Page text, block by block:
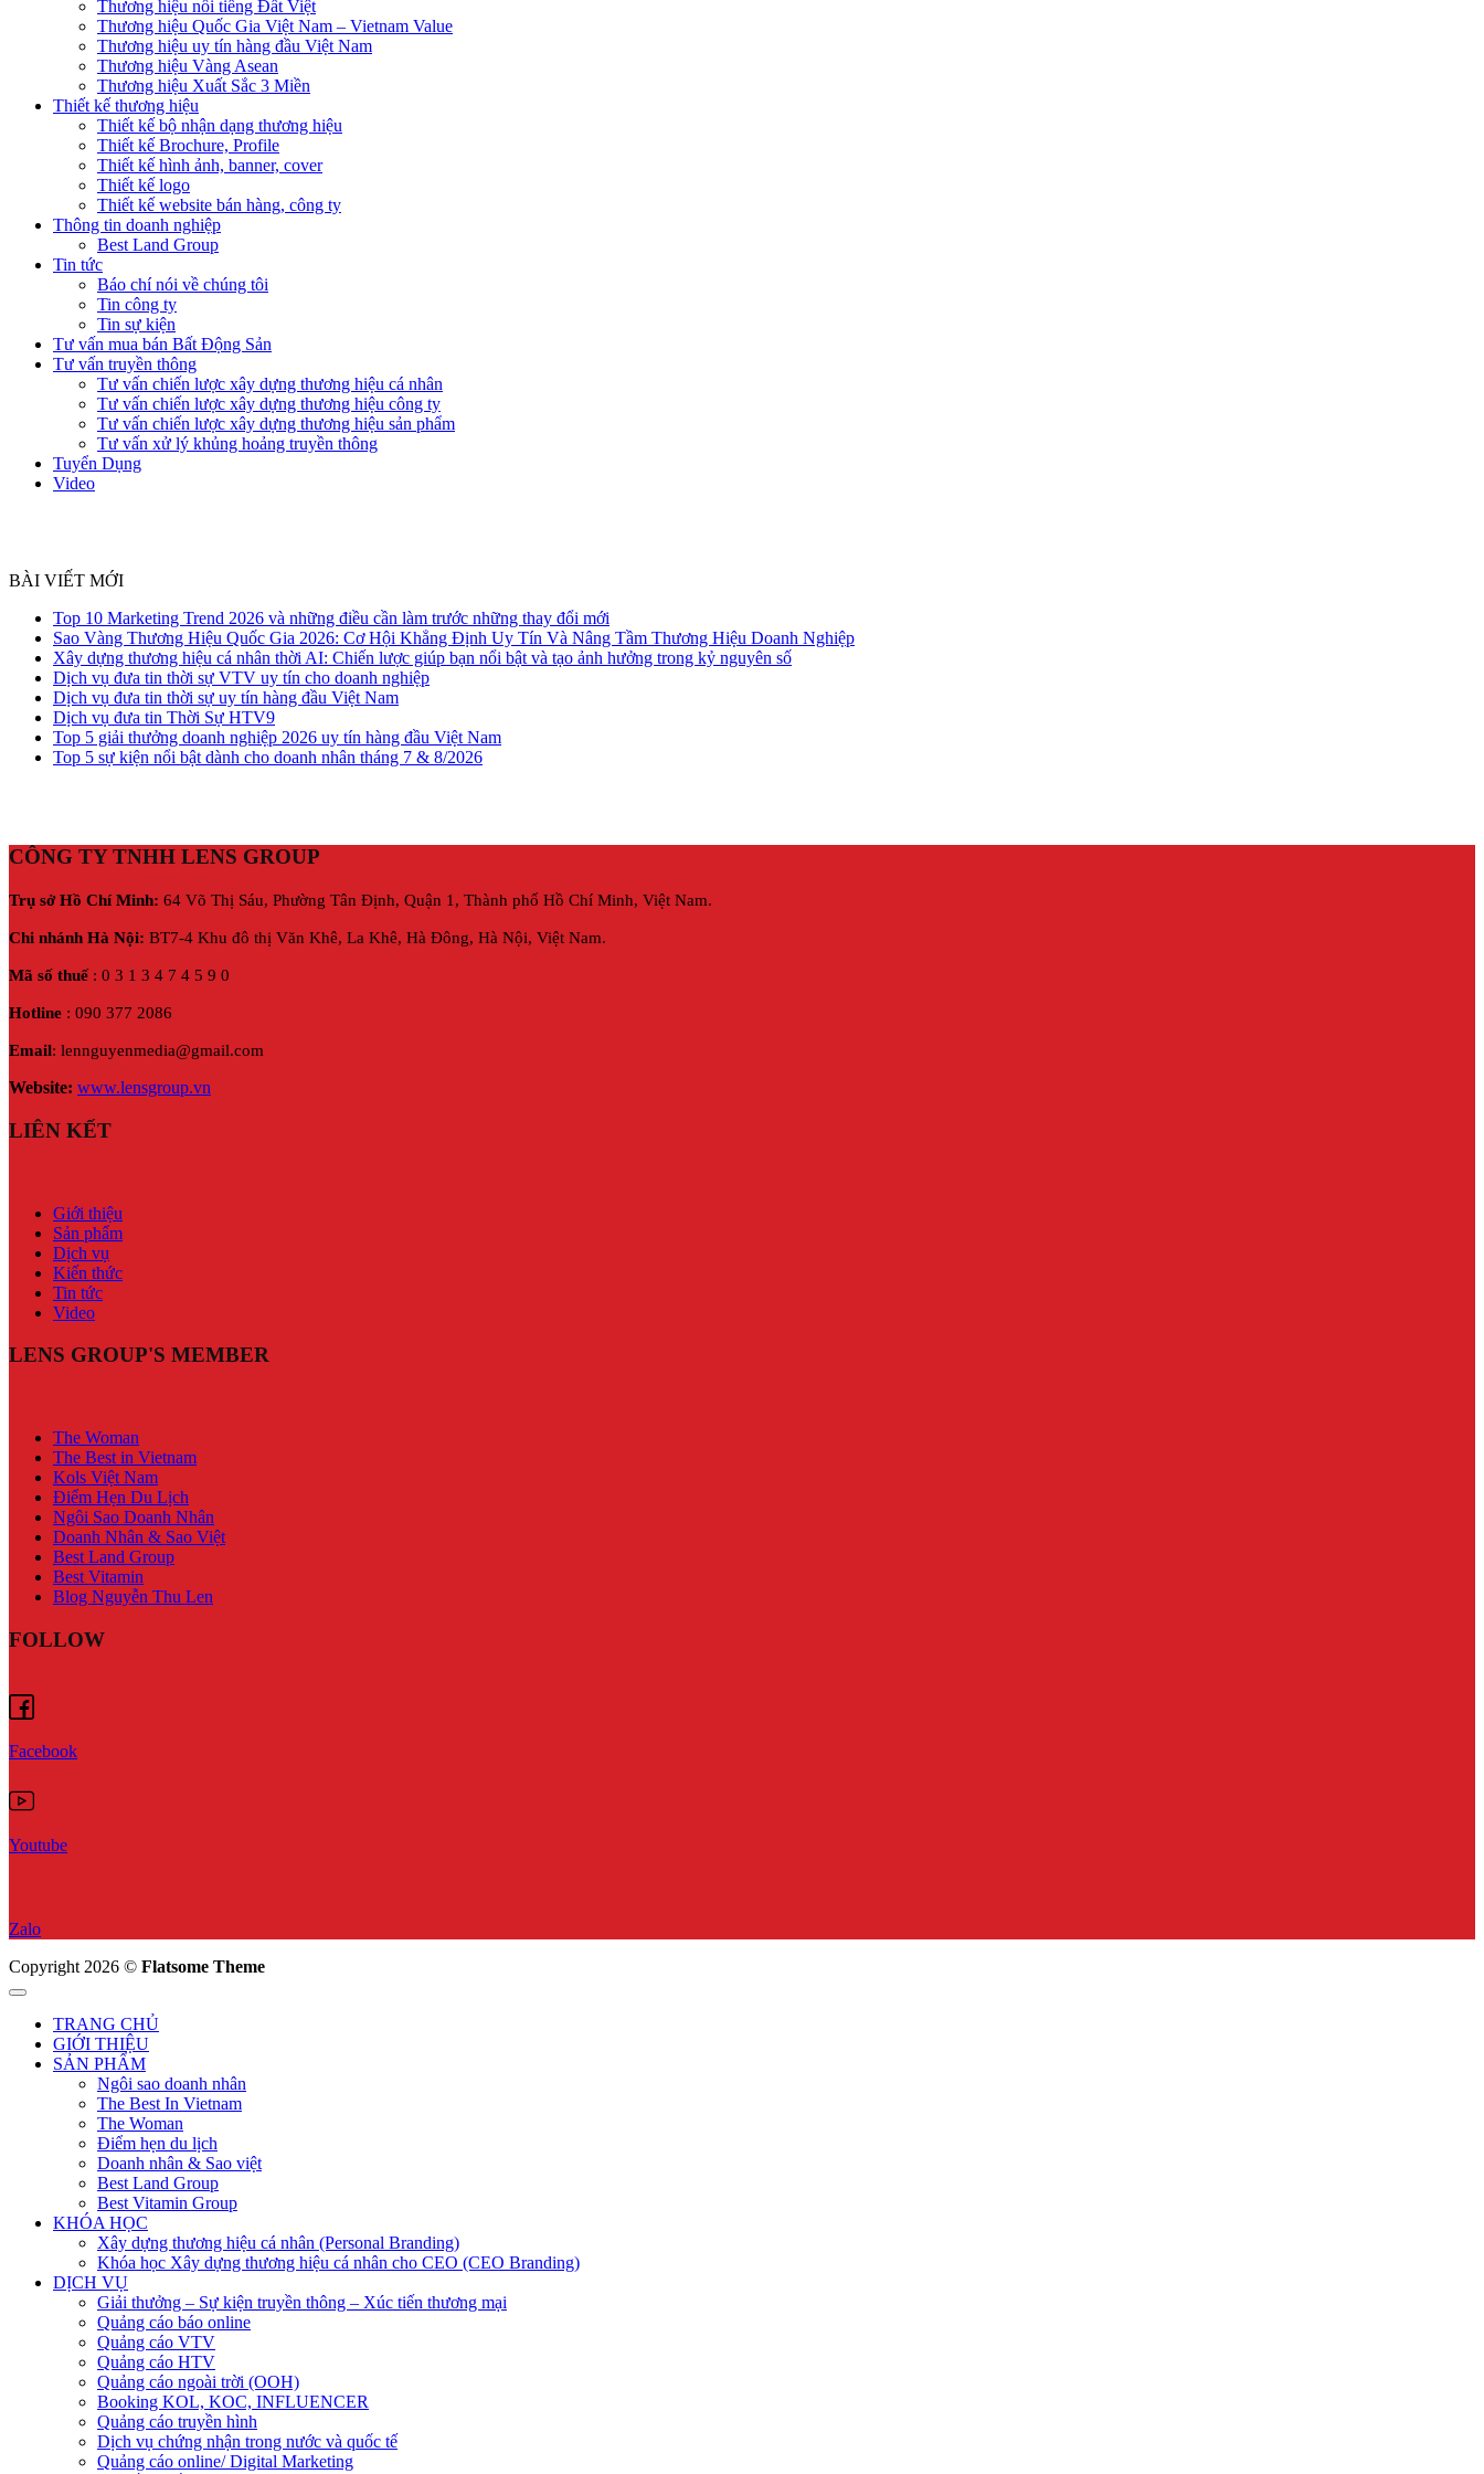
Thương hiệu nổi tiếng Đất Việt
Thương hiệu Quốc Gia Việt Nam – Vietnam Value
Thương hiệu uy tín hàng đầu Việt Nam
Thương hiệu Vàng Asean
Thương hiệu Xuất Sắc 3 Miền
Thiết kế thương hiệu
Thiết kế bộ nhận dạng thương hiệu
Thiết kế Brochure, Profile
Thiết kế hình ảnh, banner, cover
Thiết kế logo
Thiết kế website bán hàng, công ty
Thông tin doanh nghiệp
Best Land Group
Tin tức
Báo chí nói về chúng tôi
Tin công ty
Tin sự kiện
Tư vấn mua bán Bất Động Sản
Tư vấn truyền thông
Tư vấn chiến lược xây dựng thương hiệu cá nhân
Tư vấn chiến lược xây dựng thương hiệu công ty
Tư vấn chiến lược xây dựng thương hiệu sản phẩm
Tư vấn xử lý khủng hoảng truyền thông
Tuyển Dụng
Video
BÀI VIẾT MỚI
Top 10 Marketing Trend 2026 và những điều cần làm trước những thay đổi mới
Sao Vàng Thương Hiệu Quốc Gia 2026: Cơ Hội Khẳng Định Uy Tín Và Nâng Tầm Thương Hiệu Doanh Nghiệp
Xây dựng thương hiệu cá nhân thời AI: Chiến lược giúp bạn nổi bật và tạo ảnh hưởng trong kỷ nguyên số
Dịch vụ đưa tin thời sự VTV uy tín cho doanh nghiệp
Dịch vụ đưa tin thời sự uy tín hàng đầu Việt Nam
Dịch vụ đưa tin Thời Sự HTV9
Top 5 giải thưởng doanh nghiệp 2026 uy tín hàng đầu Việt Nam
Top 5 sự kiện nổi bật dành cho doanh nhân tháng 7 & 8/2026
CÔNG TY TNHH LENS GROUP
Trụ sở Hồ Chí Minh: 64 Võ Thị Sáu, Phường Tân Định, Quận 1, Thành phố Hồ Chí Minh, Việt Nam.
Chi nhánh Hà Nội: BT7-4 Khu đô thị Văn Khê, La Khê, Hà Đông, Hà Nội, Việt Nam.
Mã số thuế: 0 3 1 3 4 7 4 5 9 0
Hotline : 090 377 2086
Email: lennguyenmedia@gmail.com
Website: www.lensgroup.vn
LIÊN KẾT
Giới thiệu
Sản phẩm
Dịch vụ
Kiến thức
Tin tức
Video
LENS GROUP'S MEMBER
The Woman
The Best in Vietnam
Kols Việt Nam
Điểm Hẹn Du Lịch
Ngôi Sao Doanh Nhân
Doanh Nhân & Sao Việt
Best Land Group
Best Vitamin
Blog Nguyễn Thu Len
FOLLOW
Facebook
Youtube
Zalo
Copyright 2026 © Flatsome Theme
TRANG CHỦ
GIỚI THIỆU
SẢN PHẨM
Ngôi sao doanh nhân
The Best In Vietnam
The Woman
Điểm hẹn du lịch
Doanh nhân & Sao việt
Best Land Group
Best Vitamin Group
KHÓA HỌC
Xây dựng thương hiệu cá nhân (Personal Branding)
Khóa học Xây dựng thương hiệu cá nhân cho CEO (CEO Branding)
DỊCH VỤ
Giải thưởng – Sự kiện truyền thông – Xúc tiến thương mại
Quảng cáo báo online
Quảng cáo VTV
Quảng cáo HTV
Quảng cáo ngoài trời (OOH)
Booking KOL, KOC, INFLUENCER
Quảng cáo truyền hình
Dịch vụ chứng nhận trong nước và quốc tế
Quảng cáo online/ Digital Marketing